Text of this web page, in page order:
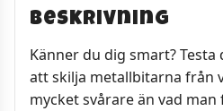
Beskrivning
Känner du dig smart?
att skilja metallbitarna från
mycket svårare än vad